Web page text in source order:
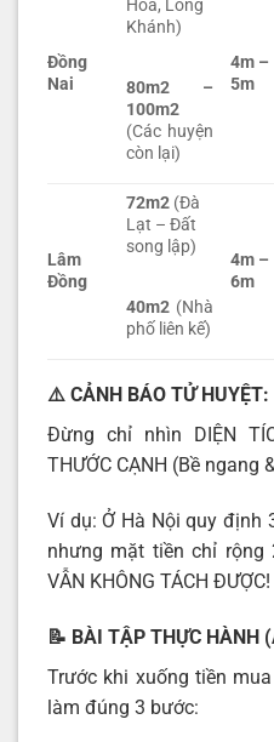
Đồng
Nai
Hòa, Long
Khánh)
80m2 –
100m2
(Các huyện
còn lại)
4m –
5m
Lâm
Đồng
72m2 (Đà
Lạt – Đất
song lập)
40m2 (Nhà
phố liên kế)
4m –
6m
⚠️ CẢNH BÁO TỬ HUYỆT:
Đừng chỉ nhìn DIỆN
THƯỚC CẠNH (Bề ngang
Ví dụ: Ở Hà Nội quy định
nhưng mặt tiền chỉ rộng
VẪN KHÔNG TÁCH ĐƯỢC!
📝 BÀI TẬP THỰC HÀNH
Trước khi xuống tiền
làm đúng 3 bước: